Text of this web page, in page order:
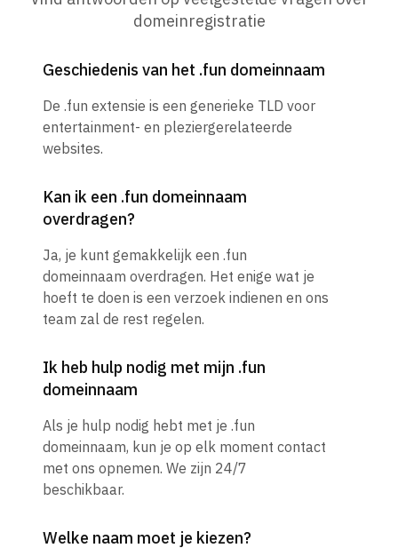
domeinregistratie
Geschiedenis van het .fun domeinnaam
De .fun extensie is een generieke TLD voor
entertainment- en pleziergerelateerde
websites.
Kan ik een .fun domeinnaam
overdragen?
Ja, je kunt gemakkelijk een .fun
domeinnaam overdragen. Het enige wat je
hoeft te doen is een verzoek indienen en ons
team zal de rest regelen.
Ik heb hulp nodig met mijn .fun
domeinnaam
Als je hulp nodig hebt met je .fun
domeinnaam, kun je op elk moment contact
met ons opnemen. We zijn 24/7
beschikbaar.
Welke naam moet je kiezen?